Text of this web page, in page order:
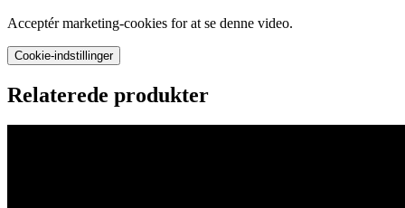
Acceptér marketing-cookies for at se denne video.
Cookie-indstillinger
Relaterede produkter